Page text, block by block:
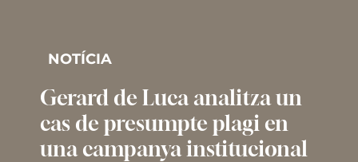
NOTÍCIA
Gerard de Luca analitza un
cas de presumpte plagi en
una campanya institucional